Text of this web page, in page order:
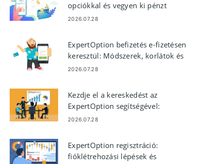
opciókkal és vegyen ki pénzt
2026.07.28
ExpertOption befizetés e-fizetésen
keresztül: Módszerek, korlátok és
feldolgozási idők
2026.07.28
Kezdje el a kereskedést az
ExpertOption segítségével:
lépésről lépésre kezdőknek
2026.07.28
ExpertOption regisztráció:
fióklétrehozási lépések és